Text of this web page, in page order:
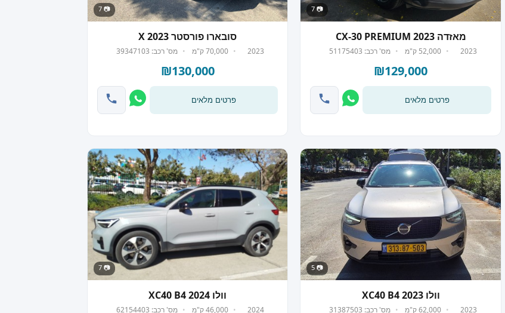
📷 7
מאזדה CX-30 PREMIUM 2023
2023 52,000 ק"מ מס' רכב: 51175403
₪129,000
פרטים מלאים
📷 7
סובארו פורסטר X 2023
2023 70,000 ק"מ מס' רכב: 39347103
₪130,000
פרטים מלאים
📷 5
וולו XC40 B4 2023
2023 62,000 ק"מ מס' רכב: 31387503
📷 7
וולו XC40 B4 2024
2024 46,000 ק"מ מס' רכב: 62154403